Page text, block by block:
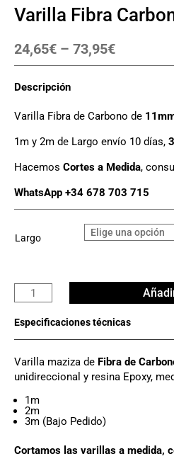
Varilla Fibra
24,65€ – 73,95€
Descripción
Varilla Fibra de Carbono de
1m y 2m de Largo envío 10 días,
Hacemos Cortes a Medida,
WhatsApp +34 678 703 715
Largo
Varilla
Fibra
Carbono
cantidad
Varilla maziza de Fibra de
unidireccional y resina Epoxy,
1m
2m
3m (Bajo Pedido)
Cortamos las varillas a medida,